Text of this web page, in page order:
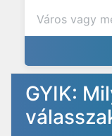
GYIK: